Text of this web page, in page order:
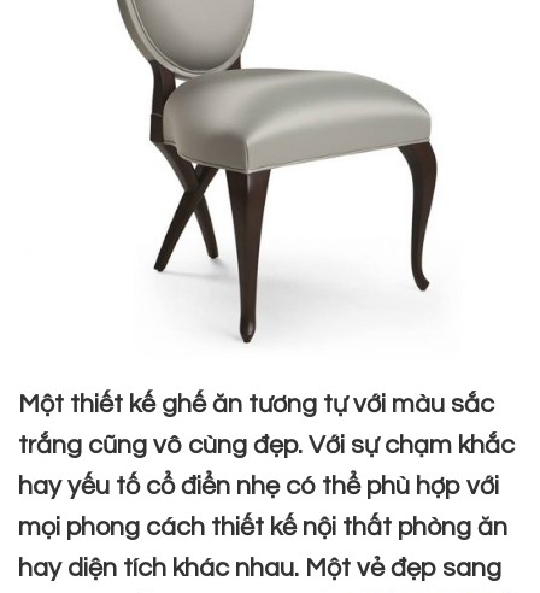
Một thiết kế ghế ăn tương tự với màu sắc
trắng cũng vô cùng đẹp. Với sự chạm khắc
hay yếu tố cổ điển nhẹ có thể phù hợp với
mọi phong cách thiết kế nội thất phòng ăn
hay diện tích khác nhau. Một vẻ đẹp sang